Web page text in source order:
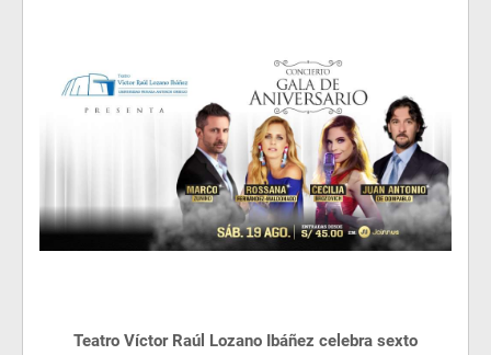
Teatro Víctor Raúl Lozano Ibáñez celebra sexto